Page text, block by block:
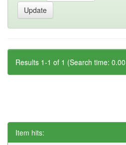
Results 1-1 of 1 (Search time:
Item hits: